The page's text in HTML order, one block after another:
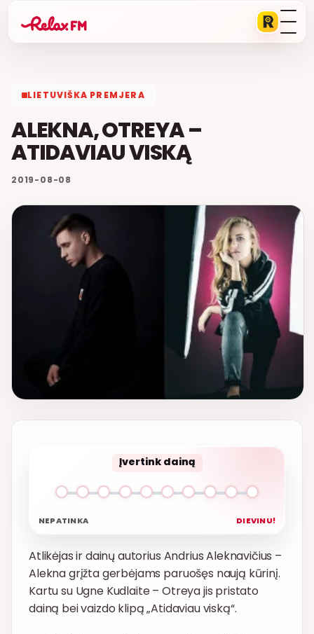
LIETUVIŠKA PREMJERA
ALEKNA, OTREYA –
ATIDAVIAU VISKĄ
2019-08-08
Įvertink dainą
NEPATINKA DIEVINU!
Atlikėjas ir dainų autorius Andrius Aleknavičius –
Alekna grįžta gerbėjams paruošęs naują kūrinį.
Kartu su Ugne Kudlaite – Otreya jis pristato
dainą bei vaizdo klipą „Atidaviau viską“.